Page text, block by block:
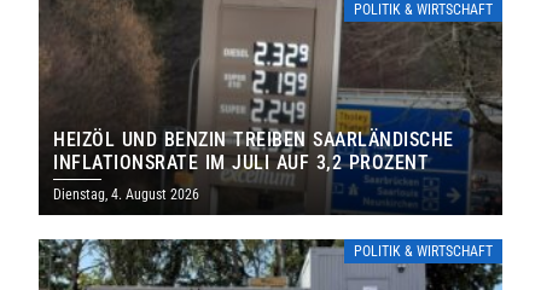
POLITIK & WIRTSCHAFT
HEIZÖL UND BENZIN TREIBEN SAARLÄNDISCHE
INFLATIONSRATE IM JULI AUF 3,2 PROZENT
Dienstag, 4. August 2026
POLITIK & WIRTSCHAFT